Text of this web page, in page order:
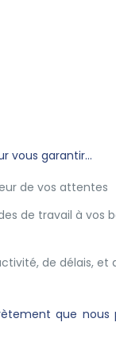
vous garantir…
de vos attentes
de travail à vos
de délais, et
que nous